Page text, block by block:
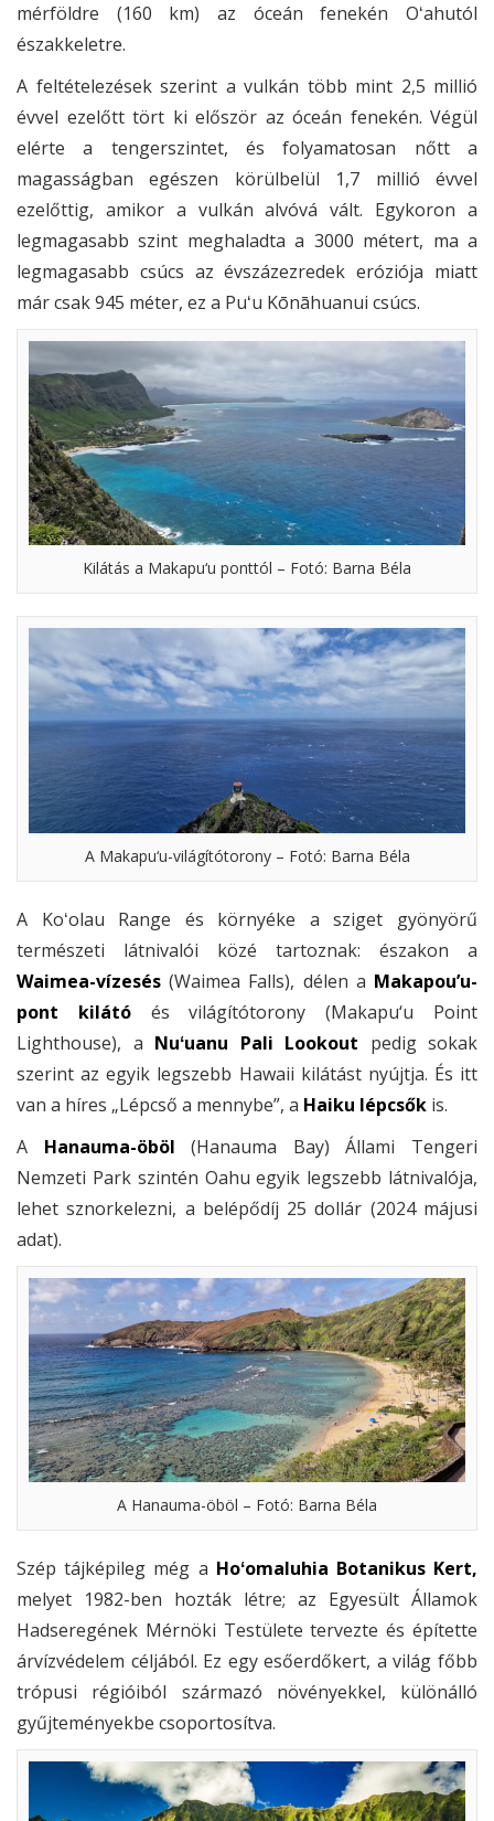
mérföldre (160 km) az óceán fenekén Oʻahutól
északkeletre.
A feltételezések szerint a vulkán több mint 2,5 millió
évvel ezelőtt tört ki először az óceán fenekén. Végül
elérte a tengerszintet, és folyamatosan nőtt a
magasságban egészen körülbelül 1,7 millió évvel
ezelőttig, amikor a vulkán alvóvá vált. Egykoron a
legmagasabb szint meghaladta a 3000 métert, ma a
legmagasabb csúcs az évszázezredek eróziója miatt
már csak 945 méter, ez a Puʻu Kōnāhuanui csúcs.
Kilátás a Makapu‘u ponttól – Fotó: Barna Béla
A Makapu‘u-világítótorony – Fotó: Barna Béla
A Koʻolau Range és környéke a sziget gyönyörű
természeti látnivalói közé tartoznak: északon a
Waimea-vízesés (Waimea Falls), délen a Makapou’u-
pont kilátóés világítótorony (Makapu‘u Point
Lighthouse), a Nuʻuanu Pali Lookout pedig sokak
szerint az egyik legszebb Hawaii kilátást nyújtja. És itt
van a híres „Lépcső a mennybe”, a Haiku lépcsők is.
A Hanauma-öböl (Hanauma Bay) Állami Tengeri
Nemzeti Park szintén Oahu egyik legszebb látnivalója,
lehet sznorkelezni, a belépődíj 25 dollár (2024 májusi
adat).
A Hanauma-öböl – Fotó: Barna Béla
Szép tájképileg még a Hoʻomaluhia Botanikus Kert,
melyet 1982-ben hozták létre; az Egyesült Államok
Hadseregének Mérnöki Testülete tervezte és építette
árvízvédelem céljából. Ez egy esőerdőkert, a világ főbb
trópusi régióiból származó növényekkel, különálló
gyűjteményekbe csoportosítva.